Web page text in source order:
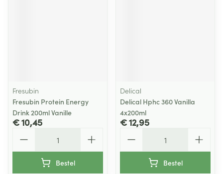
Fresubin
Fresubin Protein Energy
Drink 200ml Vanille
€ 10,45
Bestel
Delical
Delical Hphc 360 Vanilla
4x200ml
€ 12,95
Bestel